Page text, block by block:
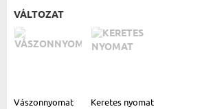
VÁLTOZAT
Vászonnyomat Keretes nyomat